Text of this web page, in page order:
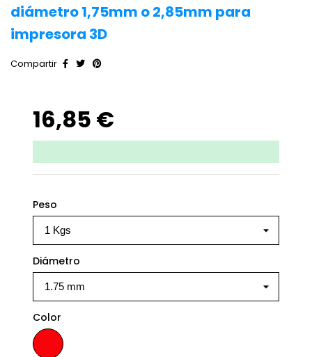
diámetro 1,75mm o 2,85mm para
impresora 3D
Compartir
16,85 €
Peso
Diámetro
Color
Rojo (Red)